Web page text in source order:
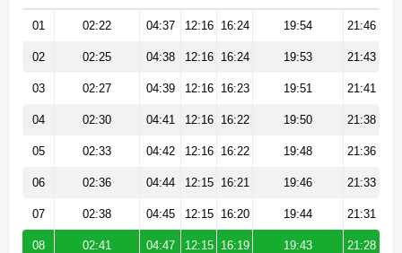
01 02:22 04:37 12:16 16:24 19:54 21:46
02 02:25 04:38 12:16 16:24 19:53 21:43
03 02:27 04:39 12:16 16:23 19:51 21:41
04 02:30 04:41 12:16 16:22 19:50 21:38
05 02:33 04:42 12:16 16:22 19:48 21:36
06 02:36 04:44 12:15 16:21 19:46 21:33
07 02:38 04:45 12:15 16:20 19:44 21:31
08 02:41 04:47 12:15 16:19 19:43 21:28